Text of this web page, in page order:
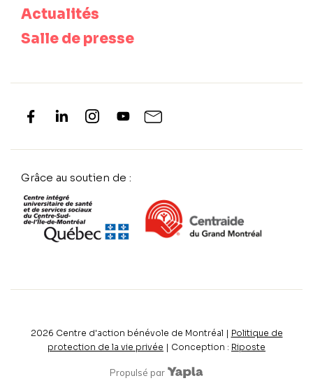
Actualités
Salle de presse
Grâce au soutien de :
2026 Centre d'action bénévole de Montréal | Politique de
protection de la vie privée | Conception : Riposte
Propulsé par